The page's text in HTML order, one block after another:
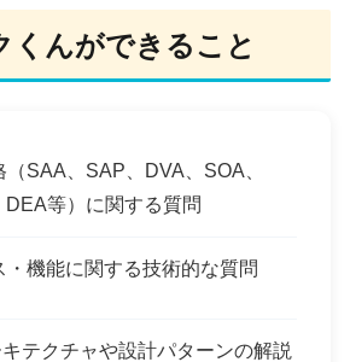
くんができること
SAA、SAP、DVA、SOA、
等）に関する質問
・機能に関する技術的な質問
テクチャや設計パターンの解説